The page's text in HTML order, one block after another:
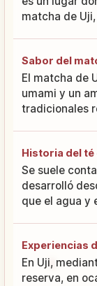
matcha de
Sabor del
El matcha de
umami y un
tradicionales
Historia del té
Se suele
desarrolló
que el agua y
Experiencias
En Uji,
reserva, en